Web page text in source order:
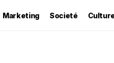
Marketing Societé